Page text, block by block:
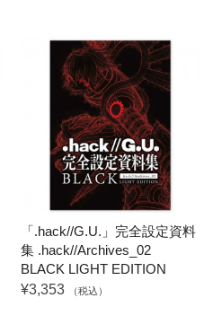
「.hack//G.U.」完全設定資料
集 .hack//Archives_02
BLACK LIGHT EDITION
¥3,353
（税込）